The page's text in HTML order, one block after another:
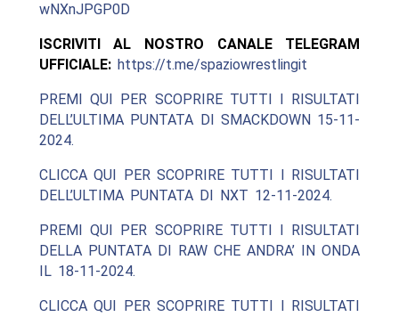
wNXnJPGP0D
ISCRIVITI AL NOSTRO CANALE TELEGRAM
UFFICIALE: https://t.me/spaziowrestlingit
PREMI QUI PER SCOPRIRE TUTTI I RISULTATI
DELL’ULTIMA PUNTATA DI SMACKDOWN 15-11-
2024.
CLICCA QUI PER SCOPRIRE TUTTI I RISULTATI
DELL’ULTIMA PUNTATA DI NXT 12-11-2024.
PREMI QUI PER SCOPRIRE TUTTI I RISULTATI
DELLA PUNTATA DI RAW CHE ANDRA’ IN ONDA
IL 18-11-2024.
CLICCA QUI PER SCOPRIRE TUTTI I RISULTATI